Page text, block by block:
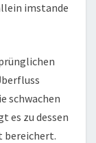
imstande
schwachen
es zu dessen
bereichert.